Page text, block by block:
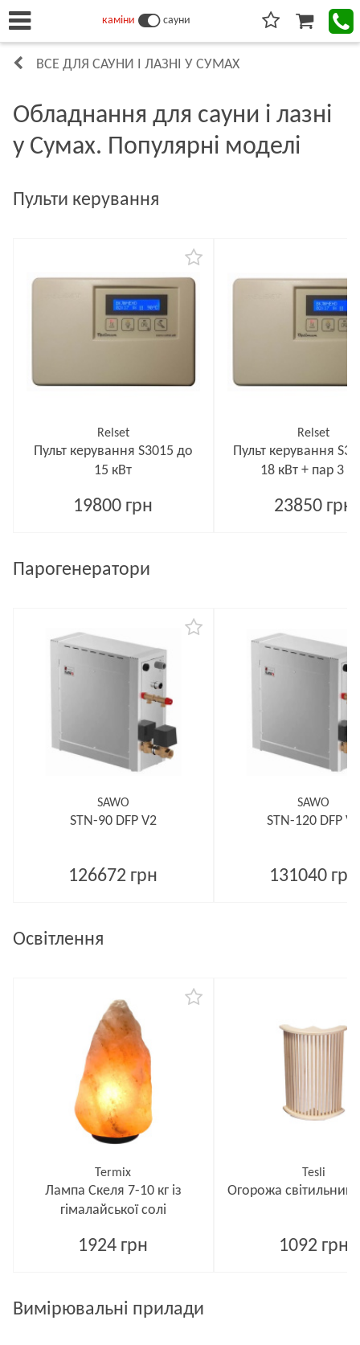
каміни сауни
ВСЕ ДЛЯ САУНИ І ЛАЗНІ У СУМАХ
Обладнання для сауни і лазні
у Сумах. Популярні моделі
Пульти керування
Relset
Пульт керування S3015 до
15 кВт
19800 грн
Relset
Пульт керування
18 кВт + пар 3
23850 грн
Парогенератори
SAWO
STN-90 DFP V2
126672 грн
SAWO
STN-120 DFP V2
131040 грн
Освітлення
Termix
Лампа Скеля 7-10 кг із
гімалайської солі
1924 грн
Tesli
Огорожа
1092 грн
Вимірювальні прилади